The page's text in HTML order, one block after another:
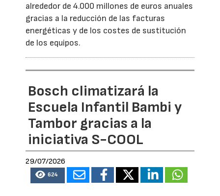
alrededor de 4.000 millones de euros anuales
gracias a la reducción de las facturas
energéticas y de los costes de sustitución
de los equipos.
Bosch climatizará la
Escuela Infantil Bambi y
Tambor gracias a la
iniciativa S-COOL
29/07/2026
624